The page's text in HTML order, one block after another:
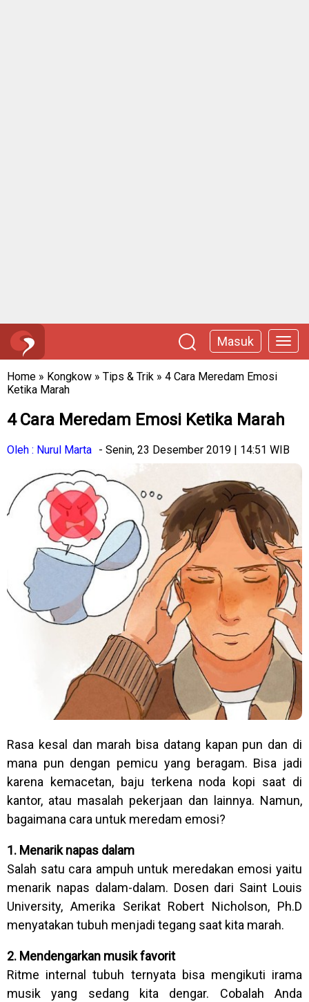
Masuk
Home » Kongkow » Tips & Trik » 4 Cara Meredam Emosi
Ketika Marah
4 Cara Meredam Emosi Ketika Marah
Oleh : Nurul Marta - Senin, 23 Desember 2019 | 14:51 WIB
Rasa kesal dan marah bisa datang kapan pun dan di
mana pun dengan pemicu yang beragam. Bisa jadi
karena kemacetan, baju terkena noda kopi saat di
kantor, atau masalah pekerjaan dan lainnya. Namun,
bagaimana cara untuk meredam emosi?
1. Menarik napas dalam
Salah satu cara ampuh untuk meredakan emosi yaitu
menarik napas dalam-dalam. Dosen dari Saint Louis
University, Amerika Serikat Robert Nicholson, Ph.D
menyatakan tubuh menjadi tegang saat kita marah.
2. Mendengarkan musik favorit
Ritme internal tubuh ternyata bisa mengikuti irama
musik yang sedang kita dengar. Cobalah Anda